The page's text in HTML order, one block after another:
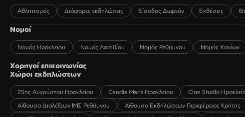
Αθλητισμός Διάφορες εκδηλώσεις Είσοδος Δωρεάν Εκθέσεις
Νομοί
Νομός Ηρακλείου Νομός Λασιθίου Νομός Ρεθύμνου Νομός Χανίων
Χορηγοί επικοινωνίας
Χώροι εκδηλώσεων
25ης Αυγούστου Ηρακλείου Candia Maris Ηρακλείου Cine Studio
Αίθουσα Διαλέξεων ΙΜΣ Ρεθύμνου
Αίθουσα Εκδηλώσεων Περιφέρειας Κρήτης